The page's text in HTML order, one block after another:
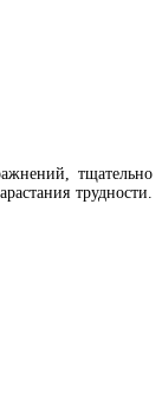
тщательно
трудности.